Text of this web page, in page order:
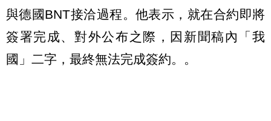
與德國BNT接洽過程。他表示，就在合約即將
簽署完成、對外公布之際，因新聞稿內「我
國」二字，最終無法完成簽約。。